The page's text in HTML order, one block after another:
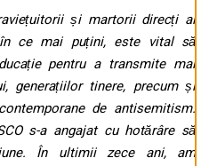
și martorii direcți ai
ce mai puțini, este vital să
pentru a transmite mai
generațiilor tinere, precum și
de antisemitism.
s-a angajat cu hotărâre să
În ultimii zece ani, am